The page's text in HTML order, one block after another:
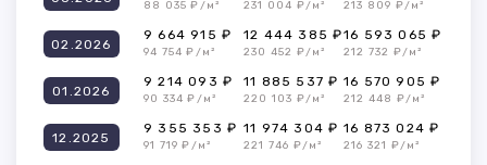
88 035 ₽/м² 231 004 ₽/м² 213 809 ₽/м²
02.2026
9 664 915 ₽
94 754 ₽/м²
12 444 385 ₽
230 452 ₽/м²
16 593 065 ₽
212 732 ₽/м²
01.2026
9 214 093 ₽
90 334 ₽/м²
11 885 537 ₽
220 103 ₽/м²
16 570 905 ₽
212 448 ₽/м²
12.2025
9 355 353 ₽
91 719 ₽/м²
11 974 304 ₽
221 746 ₽/м²
16 873 024 ₽
216 321 ₽/м²